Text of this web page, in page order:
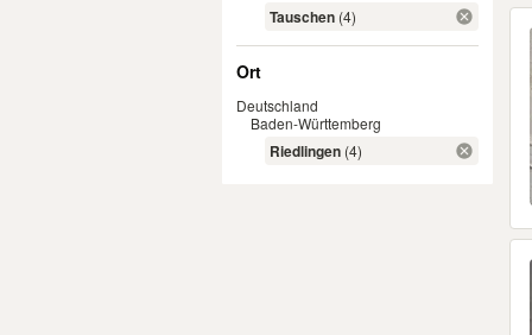
Tauschen (4)
Ort
Deutschland
Baden-Württemberg
Riedlingen (4)